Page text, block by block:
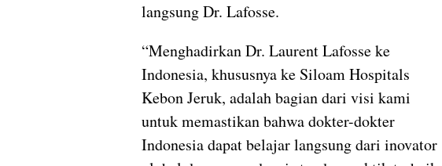
langsung Dr. Lafosse.
“Menghadirkan Dr. Laurent Lafosse ke
Indonesia, khususnya ke Siloam Hospitals
Kebon Jeruk, adalah bagian dari visi kami
untuk memastikan bahwa dokter-dokter
Indonesia dapat belajar langsung dari inovator